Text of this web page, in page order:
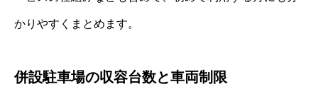
かりやすくまとめます。
併設駐車場の収容台数と車両制限